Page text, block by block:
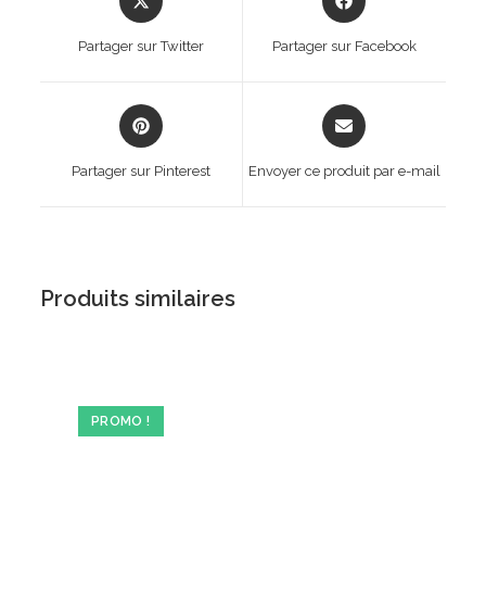
in
new
Partager sur Twitter
in
Partager sur Facebook
Opens
in
Partager sur Pinterest
Opens
in
new
Envoyer ce produit par e-mail
Produits similaires
PROMO !